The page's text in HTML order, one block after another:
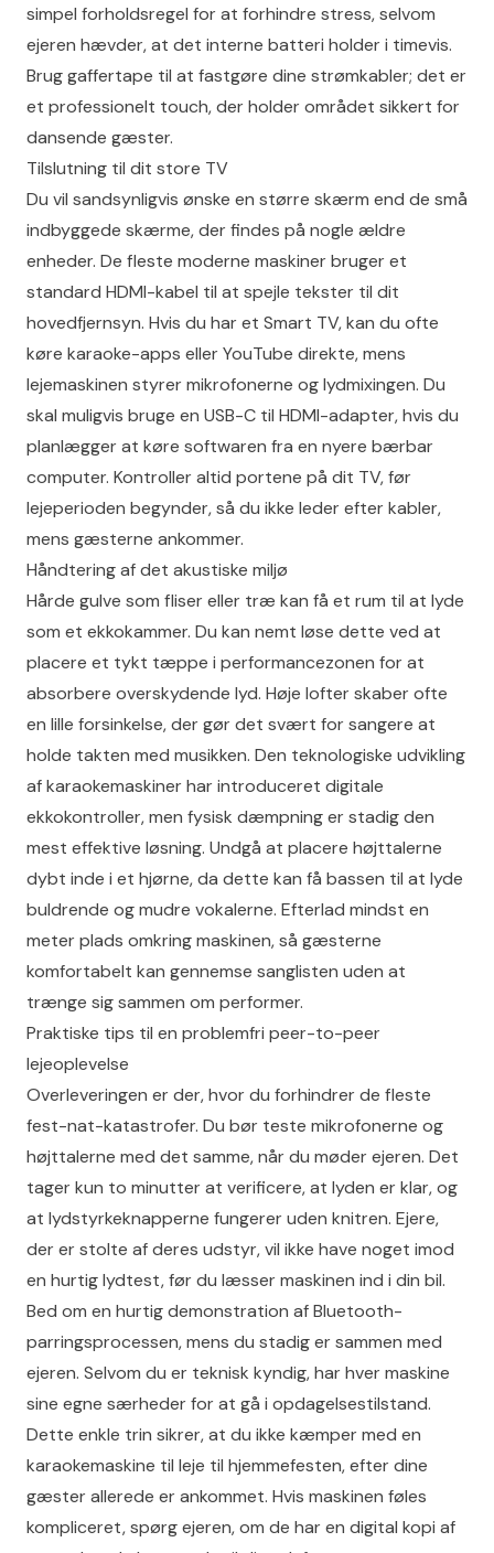
simpel forholdsregel for at forhindre stress, selvom
ejeren hævder, at det interne batteri holder i timevis.
Brug gaffertape til at fastgøre dine strømkabler; det er
et professionelt touch, der holder området sikkert for
dansende gæster.
Tilslutning til dit store TV
Du vil sandsynligvis ønske en større skærm end de små
indbyggede skærme, der findes på nogle ældre
enheder. De fleste moderne maskiner bruger et
standard HDMI-kabel til at spejle tekster til dit
hovedfjernsyn. Hvis du har et Smart TV, kan du ofte
køre karaoke-apps eller YouTube direkte, mens
lejemaskinen styrer mikrofonerne og lydmixingen. Du
skal muligvis bruge en USB-C til HDMI-adapter, hvis du
planlægger at køre softwaren fra en nyere bærbar
computer. Kontroller altid portene på dit TV, før
lejeperioden begynder, så du ikke leder efter kabler,
mens gæsterne ankommer.
Håndtering af det akustiske miljø
Hårde gulve som fliser eller træ kan få et rum til at lyde
som et ekkokammer. Du kan nemt løse dette ved at
placere et tykt tæppe i performancezonen for at
absorbere overskydende lyd. Høje lofter skaber ofte
en lille forsinkelse, der gør det svært for sangere at
holde takten med musikken. Den teknologiske udvikling
af karaokemaskiner har introduceret digitale
ekkokontroller, men fysisk dæmpning er stadig den
mest effektive løsning. Undgå at placere højttalerne
dybt inde i et hjørne, da dette kan få bassen til at lyde
buldrende og mudre vokalerne. Efterlad mindst en
meter plads omkring maskinen, så gæsterne
komfortabelt kan gennemse sanglisten uden at
trænge sig sammen om performer.
Praktiske tips til en problemfri peer-to-peer
lejeoplevelse
Overleveringen er der, hvor du forhindrer de fleste
fest-nat-katastrofer. Du bør teste mikrofonerne og
højttalerne med det samme, når du møder ejeren. Det
tager kun to minutter at verificere, at lyden er klar, og
at lydstyrkeknapperne fungerer uden knitren. Ejere,
der er stolte af deres udstyr, vil ikke have noget imod
en hurtig lydtest, før du læsser maskinen ind i din bil.
Bed om en hurtig demonstration af Bluetooth-
parringsprocessen, mens du stadig er sammen med
ejeren. Selvom du er teknisk kyndig, har hver maskine
sine egne særheder for at gå i opdagelsestilstand.
Dette enkle trin sikrer, at du ikke kæmper med en
karaokemaskine til leje til hjemmefesten, efter dine
gæster allerede er ankommet. Hvis maskinen føles
kompliceret, spørg ejeren, om de har en digital kopi af